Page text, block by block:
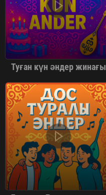
Туған күн әндер жинағы